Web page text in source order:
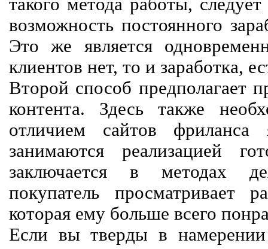
такого метода работы,
возможность постоянного
Это же является
клиентов нет, то и заработка,
Второй способ предполагает
контента. Здесь также
отличием сайтов
занимаются реализацией
заключается в методах
покупатель просматривает
которая ему больше всего
Если вы тверды в